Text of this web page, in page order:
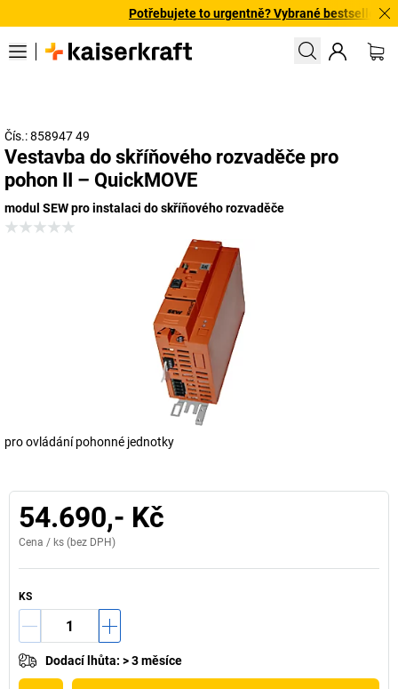
Potřebujete to urgentně? Vybrané bestsellery
Čís.: 858947 49
Vestavba do skříňového rozvaděče pro
pohon II – QuickMOVE
modul SEW pro instalaci do skříňového rozvaděče
pro ovládání pohonné jednotky
54.690,- Kč
Cena / ks (bez DPH)
KS
Dodací lhůta: > 3 měsíce